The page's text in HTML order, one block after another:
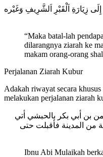
زِيَارَةِ اَلْقَبْرِ اَلشَّرِيفِ وَغَيْره
“Maka batal-lah
dilarangnya ziarah ke
makam orang-orang
Perjalanan Ziarah Kubur
Adakah riwayat secara
melakukan perjalanan ziarah
ﺑﻦ ﺃﺑﻲ ﺑﻜﺮ ﺑﺎﻟﺤﺒﺸﻲ ﺃﺗﻲ
اﻟﻤﺪﻳﻨﺔ ﻓﺄﻗﺒﻠﺖ ﺣﺘﻰ
Ibnu Abi Mulaikah